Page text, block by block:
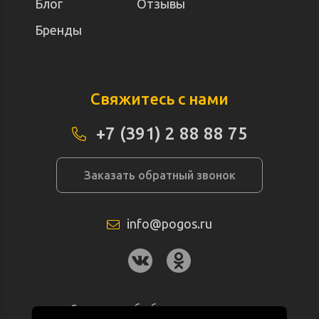
Блог
Отзывы
Бренды
Свяжитесь с нами
+7 (391) 2 88 88 75
Заказать обратный звонок
info@pogos.ru
Согласие на обработку персональных